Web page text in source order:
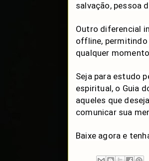
salvação, pessoa
Outro diferencial
offline, permitindo
qualquer
Seja para estudo
espiritual, o Guia
aqueles que
comunicar sua
Baixe agora e